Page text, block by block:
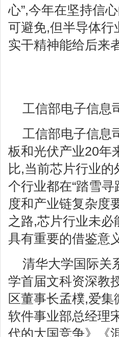
心”,今年在坚持信
可避免,但半导体行
实干精神能给后来
工信部电子信息
工信部电子信息
板和光伏产业20年
比,当前芯片行业的
个行业都在“踏雪
度和产业链复杂度
之路,芯片行业未
具有重要的借鉴意
清华大学国际关
学首届文科资深教
区董事长孟樸,爱
软件事业部总经理
代的大国竞争》《